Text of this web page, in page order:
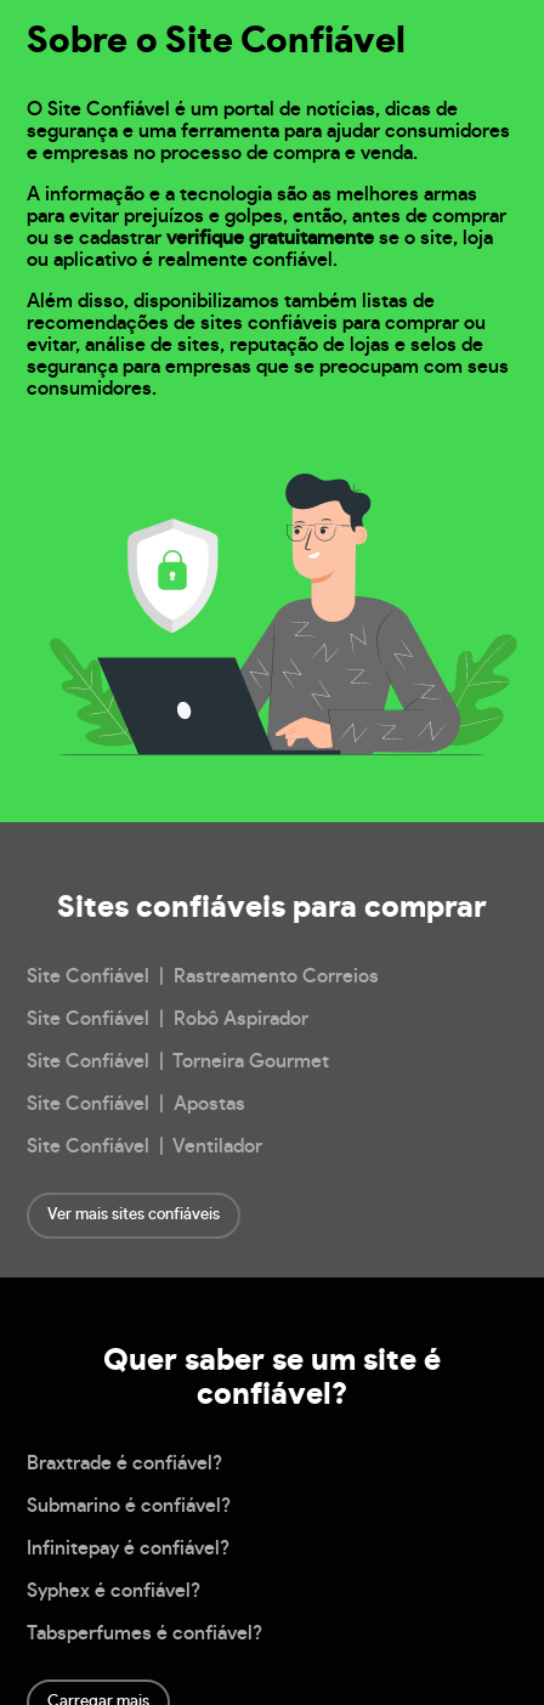
Sobre o Site Confiável
O Site Confiável é um portal de notícias, dicas de
segurança e uma ferramenta para ajudar consumidores
e empresas no processo de compra e venda.
A informação e a tecnologia são as melhores armas
para evitar prejuízos e golpes, então, antes de comprar
ou se cadastrarverifique gratuitamente se o site, loja
ou aplicativo é realmente confiável.
Além disso, disponibilizamos também listas de
recomendações de sites confiáveis para comprar ou
evitar, análise de sites, reputação de lojas e selos de
segurança para empresas que se preocupam com seus
consumidores.
Sites confiáveis para comprar
Site Confiável | Rastreamento Correios
Site Confiável | Robô Aspirador
Site Confiável | Torneira Gourmet
Site Confiável | Apostas
Site Confiável | Ventilador
Ver mais sites confiáveis
Quer saber se um site é
confiável?
Braxtrade é confiável?
Submarino é confiável?
Infinitepay é confiável?
Syphex é confiável?
Tabsperfumes é confiável?